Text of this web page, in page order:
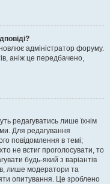
адміністратор форуму.
аніж це передбачено,
редагуватись лише їхнім
Для редагування
повідомлення в темі;
не встиг проголосувати, то
будь-який з варіантів
лише модератори та
опитування. Це зроблено